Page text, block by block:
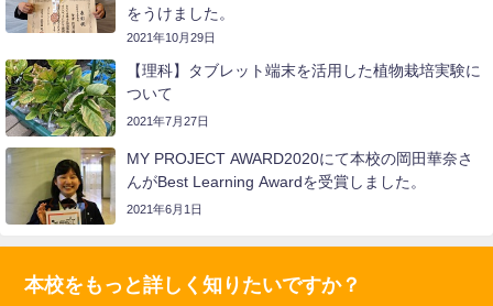
をうけました。
2021年10月29日
【理科】タブレット端末を活用した植物栽培実験に
ついて
2021年7月27日
MY PROJECT AWARD2020にて本校の岡田華奈さ
んがBest Learning Awardを受賞しました。
2021年6月1日
本校をもっと詳しく知りたいですか？